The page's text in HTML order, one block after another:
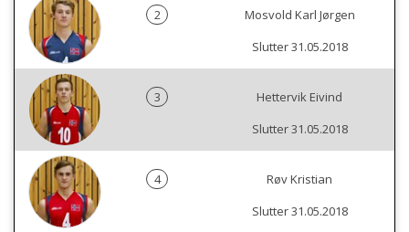
2
Mosvold Karl Jørgen
Slutter 31.05.2018
3
Hettervik Eivind
Slutter 31.05.2018
4
Røv Kristian
Slutter 31.05.2018